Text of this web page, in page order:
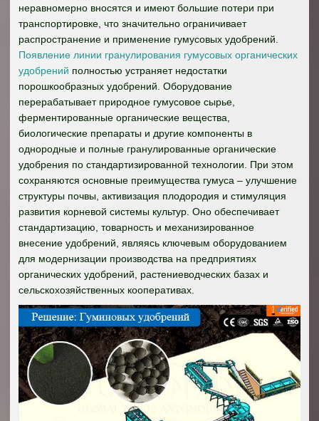
неравномерно вносятся и имеют большие потери при
транспортировке, что значительно ограничивает
распространение и применение гумусовых удобрений.
Появление линии гранулирования гумусовых органических
удобрений полностью устраняет недостатки
порошкообразных удобрений. Оборудование
перерабатывает природное гумусовое сырье,
ферментированные органические вещества,
биологические препараты и другие компоненты в
однородные и полные гранулированные органические
удобрения по стандартизированной технологии. При этом
сохраняются основные преимущества гумуса – улучшение
структуры почвы, активизация плодородия и стимуляция
развития корневой системы культур. Оно обеспечивает
стандартизацию, товарность и механизированное
внесение удобрений, являясь ключевым оборудованием
для модернизации производства на предприятиях
органических удобрений, растениеводческих базах и
сельскохозяйственных кооперативах.